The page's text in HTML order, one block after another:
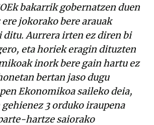
bakarrik gobernatzen duen
jokorako bere arauak
ditu. Aurrera irten ez diren bi
eta horiek eragin dituzten
inork bere gain hartu ez
bertan jaso dugu
Ekonomikoa saileko deia,
3 orduko iraupena
hartze saiorako